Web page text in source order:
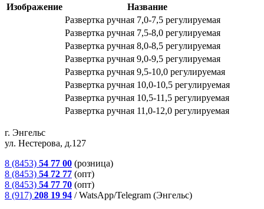
Изображение
Название
Развертка ручная 7,0-7,5 регулируемая
Развертка ручная 7,5-8,0 регулируемая
Развертка ручная 8,0-8,5 регулируемая
Развертка ручная 9,0-9,5 регулируемая
Развертка ручная 9,5-10,0 регулируемая
Развертка ручная 10,0-10,5 регулируемая
Развертка ручная 10,5-11,5 регулируемая
Развертка ручная 11,0-12,0 регулируемая
г. Энгельс
ул. Нестерова, д.127
8 (8453) 54 77 00 (розница)
8 (8453) 54 72 77 (опт)
8 (8453) 54 77 70 (опт)
8 (917) 208 19 94 /WatsApp/Telegram (Энгельс)